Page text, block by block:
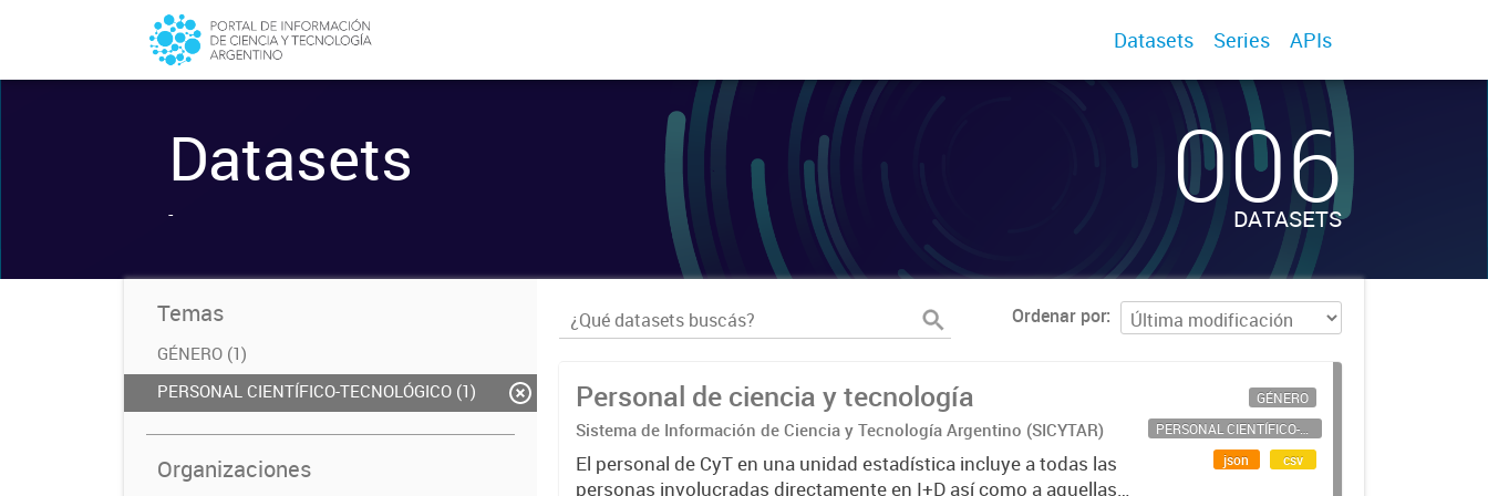
Datasets Series APIs
Datasets
- 006
DATASETS
Temas
GÉNERO (1)
PERSONAL CIENTÍFICO-TECNOLÓGICO (1)
Organizaciones
Ordenar por
Personal de ciencia y tecnología
Sistema de Información de Ciencia y Tecnología Argentino (SICYTAR)
El personal de CyT en una unidad estadística incluye a todas las
personas involucradas directamente en I+D así como a aquellas
GÉNERO
PERSONAL CIENTÍFICO-TECNOLÓGICO
json
csv